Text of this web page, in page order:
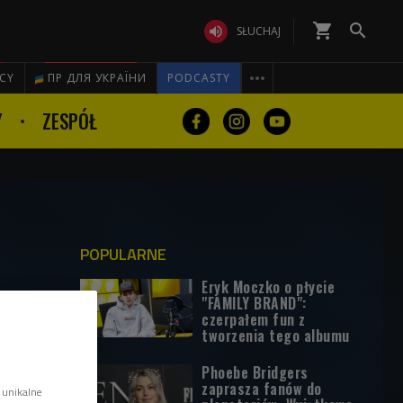
 SŁUCHAJ shopping_cart 
ПР ДЛЯ УКРАЇНИ PODCASTY 
ZESPÓŁ
POPULARNE
Eryk Moczko o płycie
"FAMILY BRAND":
czerpałem fun z
tworzenia tego albumu
Phoebe Bridgers
zaprasza fanów do